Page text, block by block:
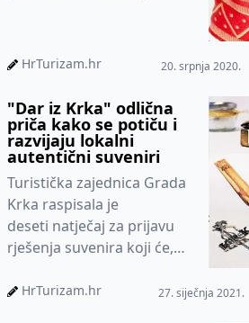
HrTurizam.hr 20. srpnja 2020.
"Dar iz Krka" odlična
priča kako se potiču i
razvijaju lokalni
autentični suveniri
Turistička zajednica Grada
Krka raspisala je
deseti natječaj za prijavu
rješenja suvenira koji će,
propozicije natječaja,...
HrTurizam.hr 27. siječnja 2021.